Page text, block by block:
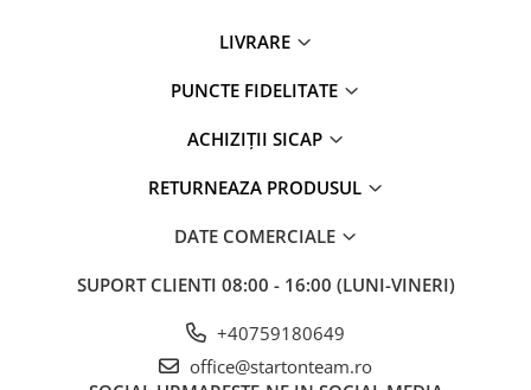
LIVRARE
PUNCTE FIDELITATE
ACHIZIȚII SICAP
RETURNEAZA PRODUSUL
DATE COMERCIALE
SUPORT CLIENTI 08:00 - 16:00 (LUNI-VINERI)
+40759180649
office@startonteam.ro